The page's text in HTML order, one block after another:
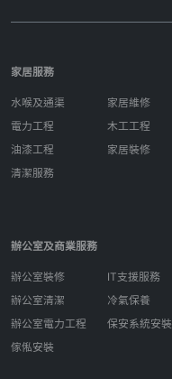
家居服務
水喉及通渠
電力工程
油漆工程
清潔服務
家居維修
木工工程
家居裝修
辦公室及商業服務
辦公室裝修
辦公室清潔
辦公室電力工程
傢俬安裝
IT支援服務
冷氣保養
保安系統安裝